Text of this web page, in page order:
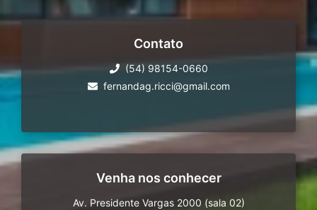
Contato
(54) 98154-0660
fernandag.ricci@gmail.com
Venha nos conhecer
Av. Presidente Vargas 2000 (sala 02)